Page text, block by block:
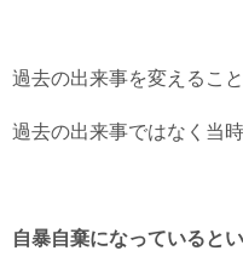
過去の出来事を変えるこ
過去の出来事ではなく当
自暴自棄になっているとい